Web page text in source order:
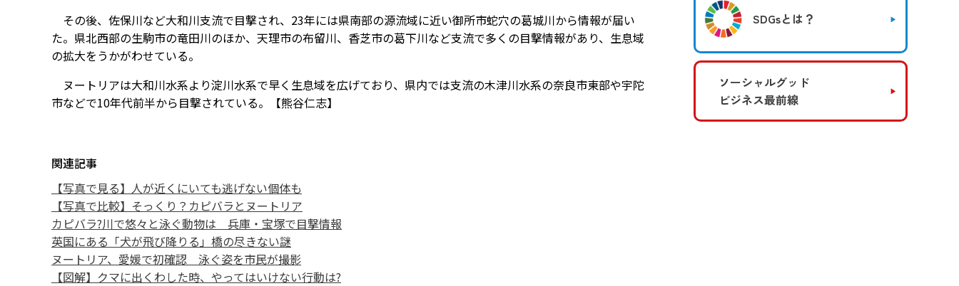
その後、佐保川など大和川支流で目撃され、23年には県南部の源流域に近い御所市蛇穴の葛城川から情報が届い
た。県北西部の生駒市の竜田川のほか、天理市の布留川、香芝市の葛下川など支流で多くの目撃情報があり、生息域
の拡大をうかがわせている。
ヌートリアは大和川水系より淀川水系で早く生息域を広げており、県内では支流の木津川水系の奈良市東部や宇陀
市などで10年代前半から目撃されている。【熊谷仁志】
関連記事
【写真で見る】人が近くにいても逃げない個体も
【写真で比較】そっくり？カピバラとヌートリア
カピバラ?川で悠々と泳ぐ動物は 兵庫・宝塚で目撃情報
英国にある「犬が飛び降りる」橋の尽きない謎
ヌートリア、愛媛で初確認 泳ぐ姿を市民が撮影
【図解】クマに出くわした時、やってはいけない行動は?
SDGsとは？
ソーシャルグッド
ビジネス最前線